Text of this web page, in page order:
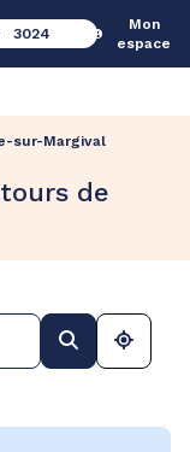
3024
Mon
espace
sur-Margival
de